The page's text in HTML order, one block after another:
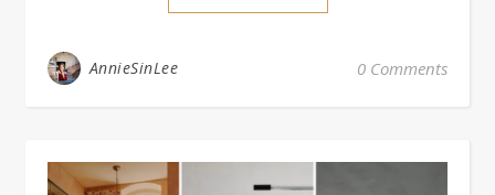
AnnieSinLee 0 Comments